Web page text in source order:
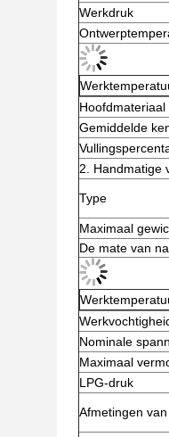
Werkdruk
Hoofdmateriaal
Gemiddelde
2. Handmatige
Type
Maximaal
De mate van
Nominale
Maximaal
LPG-druk
Afmetingen